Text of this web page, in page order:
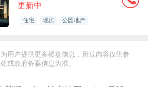
更新中
住宅 现房 公园地产
用户提供更多楼盘信息，所载内容仅供参
或政府备案信息为准。